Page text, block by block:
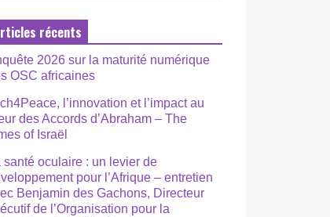
récents
2026 sur la maturité numérique
OSC africaines
l’innovation et l’impact au
des Accords d’Abraham – The
of Israël
santé oculaire : un levier de
pour l’Afrique – entretien
Benjamin des Gachons, Directeur
de l’Organisation pour la